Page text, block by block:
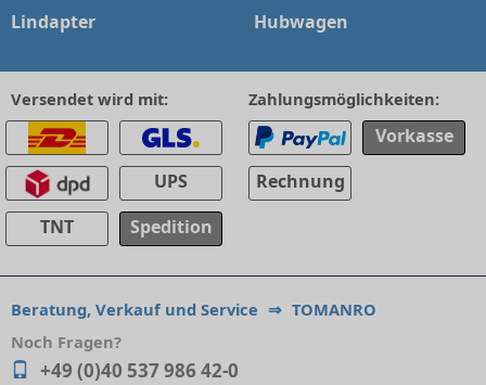
Lindapter
Hubwagen
Versendet wird mit:
UPS
TNT
Spedition
Zahlungsmöglichkeiten:
Vorkasse
Rechnung
Beratung, Verkauf und Service ⇒ TOMANRO
Noch Fragen?
+49 (0)40 537 986 42-0